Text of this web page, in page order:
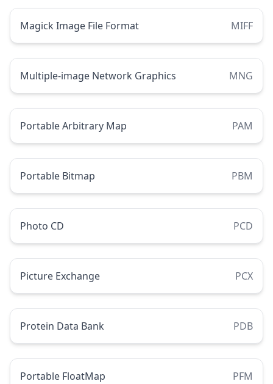
Magick Image File Format MIFF
Multiple-image Network Graphics MNG
Portable Arbitrary Map PAM
Portable Bitmap PBM
Photo CD PCD
Picture Exchange PCX
Protein Data Bank PDB
Portable FloatMap PFM